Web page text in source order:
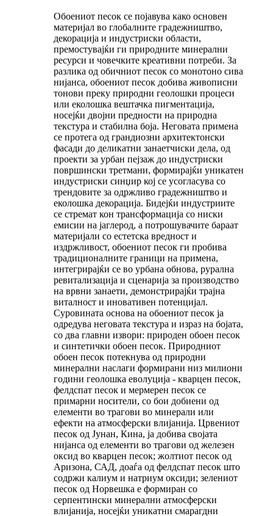
Обоениот песок се појавува како основен
материјал во глобалните градежништво,
декорација и индустриски области,
премостувајќи ги природните минерални
ресурси и човечките креативни потреби. За
разлика од обичниот песок со монотоно сива
нијанса, обоениот песок добива живописни
тонови преку природни геолошки процеси
или еколошка вештачка пигментација,
носејќи двојни предности на природна
текстура и стабилна боја. Неговата примена
се протега од грандиозни архитектонски
фасади до деликатни занаетчиски дела, од
проекти за урбан пејзаж до индустриски
површински третмани, формирајќи уникатен
индустриски синџир кој се усогласува со
трендовите за одржливо градежништво и
еколошка декорација. Бидејќи индустриите
се стремат кон трансформација со ниски
емисии на јаглерод, а потрошувачите бараат
материјали со естетска вредност и
издржливост, обоениот песок ги пробива
традиционалните граници на примена,
интегрирајќи се во урбана обнова, рурална
ревитализација и сценарија за производство
на врвни занаети, демонстрирајќи трајна
виталност и иновативен потенцијал.
Суровината основа на обоениот песок ја
одредува неговата текстура и израз на бојата,
со два главни извори: природен обоен песок
и синтетички обоен песок. Природниот
обоен песок потекнува од природни
минерални наслаги формирани низ милиони
години геолошка еволуција - кварцен песок,
фелдспат песок и мермерен песок се
примарни носители, со бои добиени од
елементи во трагови во минерали или
ефекти на атмосферски влијанија. Црвениот
песок од Јунан, Кина, ја добива својата
нијанса од елементи во трагови од железен
оксид во кварцен песок; жолтиот песок од
Аризона, САД, доаѓа од фелдспат песок што
содржи калиум и натриум оксиди; зелениот
песок од Норвешка е формиран со
серпентински минерални атмосферски
влијанија, носејќи уникатни смарагдни